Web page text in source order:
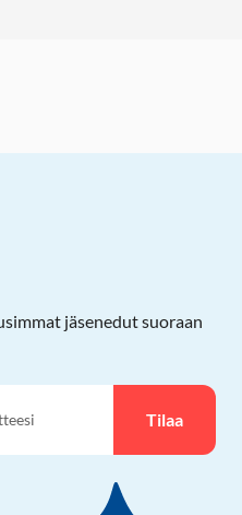
jäsenedut suoraan
Tilaa